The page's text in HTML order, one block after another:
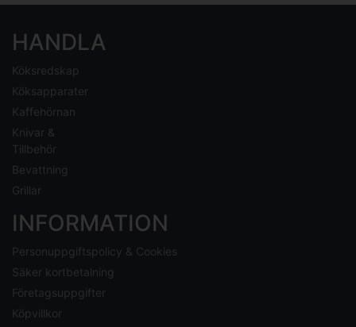
HANDLA
Köksredskap
Köksapparater
Kaffehörnan
Knivar &
Tillbehör
Bevattning
Grillar
INFORMATION
Personuppgiftspolicy & Cookies
Säker kortbetalning
Företagsuppgifter
Köpvillkor